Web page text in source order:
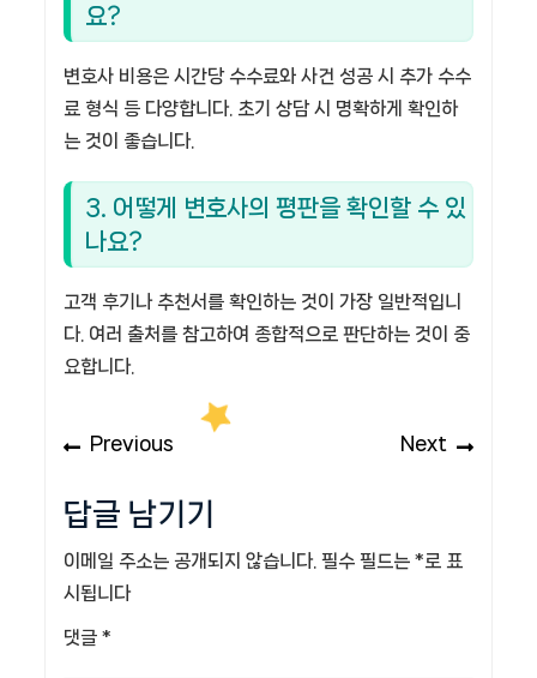
요?
변호사 비용은 시간당 수수료와 사건 성공 시 추가 수수
료 형식 등 다양합니다. 초기 상담 시 명확하게 확인하
는 것이 좋습니다.
3. 어떻게 변호사의 평판을 확인할 수 있
나요?
고객 후기나 추천서를 확인하는 것이 가장 일반적입니
다. 여러 출처를 참고하여 종합적으로 판단하는 것이 중
요합니다.
탐
색
Previous Next
Next
답글 남기기
이메일 주소는 공개되지 않습니다. 필수 필드는 *로 표
시됩니다
댓글 *